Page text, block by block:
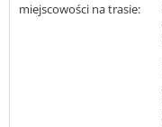
miejscowości na trasie: